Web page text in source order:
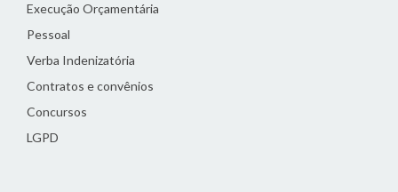
Execução Orçamentária
Pessoal
Verba Indenizatória
Contratos e convênios
Concursos
LGPD